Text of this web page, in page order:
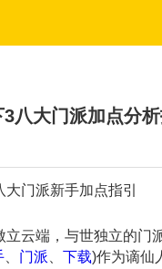
八大门派加点分析
门派新手加点指引
云端，与世独立的门
门派 下载)作为谪仙